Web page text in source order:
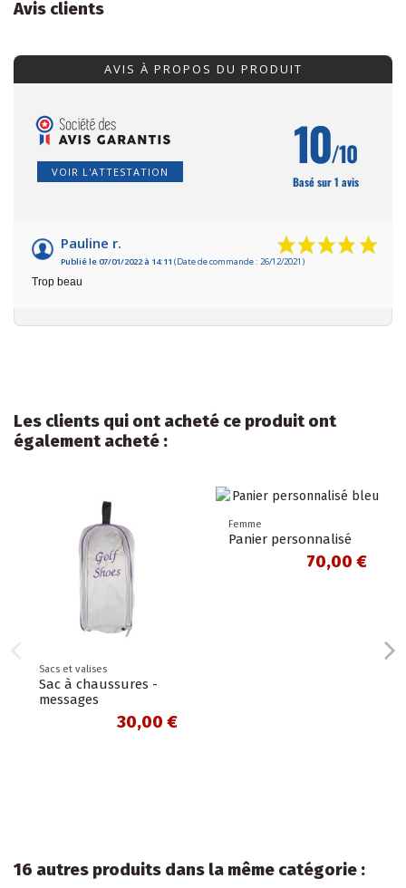
Avis clients
AVIS À PROPOS DU PRODUIT
VOIR L'ATTESTATION 10/10
Basé sur 1 avis
Pauline r.
Publié le 07/01/2022 à 14:11 (Date de commande : 26/12/2021)
Trop beau
Les clients qui ont acheté ce produit ont
également acheté :
Sacs et valises
Sac à chaussures -
messages
30,00 €
Femme
Panier personnalisé
70,00 €
16 autres produits dans la même catégorie :